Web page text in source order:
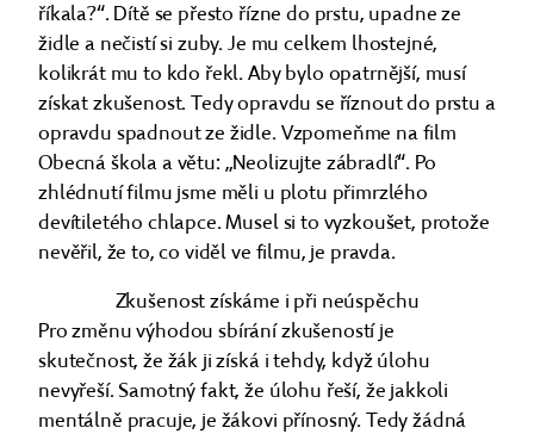
říkala?“. Dítě se přesto řízne do prstu, upadne ze
židle a nečistí si zuby. Je mu celkem lhostejné,
kolikrát mu to kdo řekl. Aby bylo opatrnější, musí
získat zkušenost. Tedy opravdu se říznout do prstu a
opravdu spadnout ze židle. Vzpomeňme na film
Obecná škola a větu: „Neolizujte zábradlí“. Po
zhlédnutí filmu jsme měli u plotu přimrzlého
devítiletého chlapce. Musel si to vyzkoušet, protože
nevěřil, že to, co viděl ve filmu, je pravda.
Zkušenost získáme i při neúspěchu
Pro změnu výhodou sbírání zkušeností je
skutečnost, že žák ji získá i tehdy, když úlohu
nevyřeší. Samotný fakt, že úlohu řeší, že jakkoli
mentálně pracuje, je žákovi přínosný. Tedy žádná